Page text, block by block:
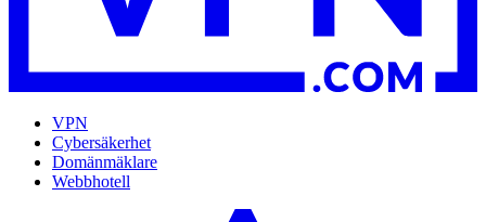
VPN
Cybersäkerhet
Domänmäklare
Webbhotell